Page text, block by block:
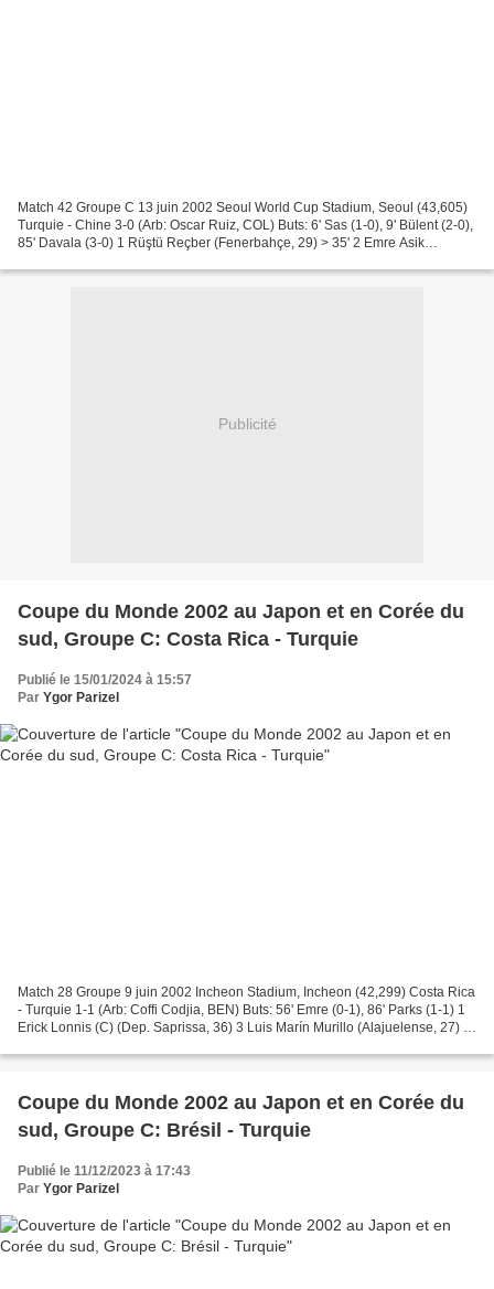
Match 42 Groupe C 13 juin 2002 Seoul World Cup Stadium, Seoul (43,605)
Turquie - Chine 3-0 (Arb: Oscar Ruiz, COL) Buts: 6' Sas (1-0), 9' Bülent (2-0),
85' Davala (3-0) 1 Rüştü Reçber (Fenerbahçe, 29) > 35' 2 Emre Asik
Publicité
Coupe du Monde 2002 au Japon et en Corée du
sud, Groupe C: Costa Rica - Turquie
Publié le 15/01/2024 à 15:57
Par Ygor Parizel
Match 28 Groupe 9 juin 2002 Incheon Stadium, Incheon (42,299) Costa Rica
- Turquie 1-1 (Arb: Coffi Codjia, BEN) Buts: 56' Emre (0-1), 86' Parks (1-1) 1
Erick Lonnis (C) (Dep. Saprissa, 36) 3 Luis Marín Murillo (Alajuelense, 27) 4
Coupe du Monde 2002 au Japon et en Corée du
sud, Groupe C: Brésil - Turquie
Publié le 11/12/2023 à 17:43
Par Ygor Parizel